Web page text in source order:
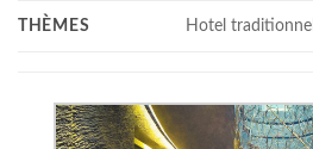
THÈMES Hotel traditionnel